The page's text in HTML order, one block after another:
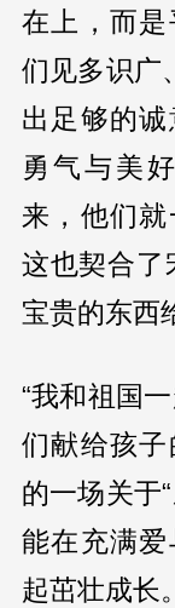
在上，而
们见多识广
出足够的诚
勇气与美
来，他们
这也契合了
宝贵的东西
“我和祖国
们献给孩
的一场关于
能在充满
起茁壮成长。